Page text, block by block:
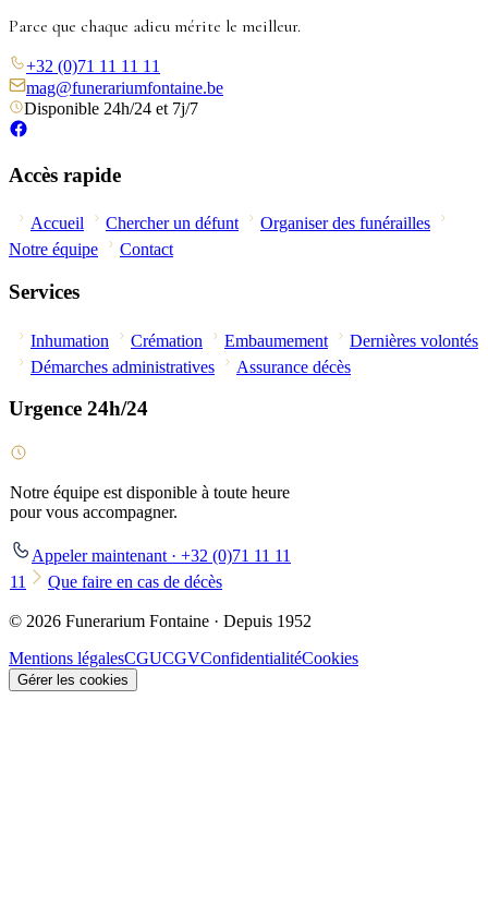
Parce que chaque adieu mérite le meilleur.
+32 (0)71 11 11 11
mag@funerariumfontaine.be
Disponible 24h/24 et 7j/7
Accès rapide
Accueil Chercher un défunt
Organiser des funérailles
Notre équipe
Contact
Services
Inhumation Crémation Embaumement
Dernières volontés
Démarches administratives
Assurance décès
Urgence 24h/24
Notre équipe est disponible à toute heure
pour vous accompagner.
Appeler maintenant · +32 (0)71 11 11
11
Que faire en cas de décès
© 2026 Funerarium Fontaine · Depuis 1952
Mentions légalesCGUCGVConfidentialitéCookies
Gérer les cookies